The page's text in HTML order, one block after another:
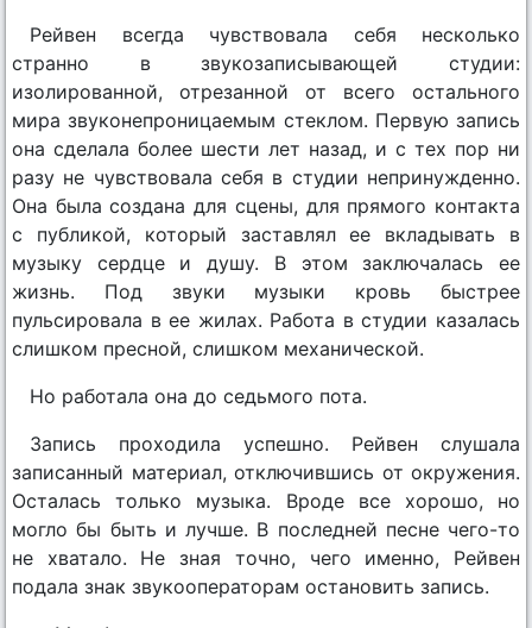
Рейвен всегда чувствовала себя несколько
странно в звукозаписывающей студии:
изолированной, отрезанной от всего остального
мира звуконепроницаемым стеклом. Первую запись
она сделала более шести лет назад, и с тех пор ни
разу не чувствовала себя в студии непринужденно.
Она была создана для сцены, для прямого контакта
с публикой, который заставлял ее вкладывать в
музыку сердце и душу. В этом заключалась ее
жизнь. Под звуки музыки кровь быстрее
пульсировала в ее жилах. Работа в студии казалась
слишком пресной, слишком механической.
Но работала она до седьмого пота.
Запись проходила успешно. Рейвен слушала
записанный материал, отключившись от окружения.
Осталась только музыка. Вроде все хорошо, но
могло бы быть и лучше. В последней песне чего-то
не хватало. Не зная точно, чего именно, Рейвен
подала знак звукооператорам остановить запись.